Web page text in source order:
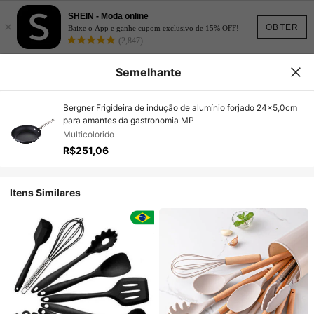
OBTER
×
SHEIN - Moda online
Baixe o App e ganhe cupom exclusivo de 15% OFF!
(2,847)
Semelhante
Bergner Frigideira de indução de alumínio forjado 24x5,0cm
para amantes da gastronomia MP
Multicolorido
R$251,06
Itens Similares